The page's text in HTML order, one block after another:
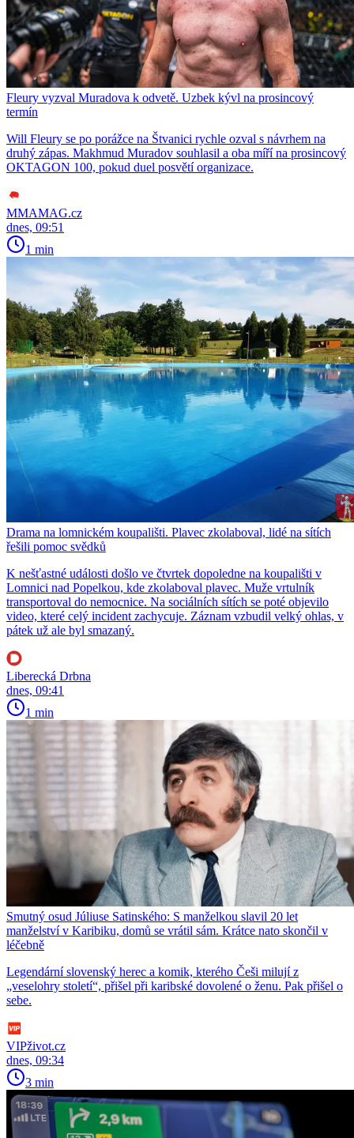
Fleury vyzval Muradova k odvetě. Uzbek kývl na prosincový
termín
Will Fleury se po porážce na Štvanici rychle ozval s návrhem na
druhý zápas. Makhmud Muradov souhlasil a oba míří na prosincový
OKTAGON 100, pokud duel posvětí organizace.
MMAMAG.cz
dnes, 09:51
1 min
Drama na lomnickém koupališti. Plavec zkolaboval, lidé na sítích
řešili pomoc svědků
K nešťastné události došlo ve čtvrtek dopoledne na koupališti v
Lomnici nad Popelkou, kde zkolaboval plavec. Muže vrtulník
transportoval do nemocnice. Na sociálních sítích se poté objevilo
video, které celý incident zachycuje. Záznam vzbudil velký ohlas, v
pátek už ale byl smazaný.
Liberecká Drbna
dnes, 09:41
1 min
Smutný osud Júliuse Satinského: S manželkou slavil 20 let
manželství v Karibiku, domů se vrátil sám. Krátce nato skončil v
léčebně
Legendární slovenský herec a komik, kterého Češi milují z
„veselohry století“, přišel při karibské dovolené o ženu. Pak přišel o
sebe.
VIPživot.cz
dnes, 09:34
3 min